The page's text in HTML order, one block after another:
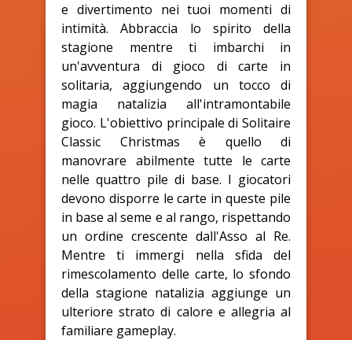
e divertimento nei tuoi momenti di
intimità. Abbraccia lo spirito della
stagione mentre ti imbarchi in
un'avventura di gioco di carte in
solitaria, aggiungendo un tocco di
magia natalizia all'intramontabile
gioco. L'obiettivo principale di Solitaire
Classic Christmas è quello di
manovrare abilmente tutte le carte
nelle quattro pile di base. I giocatori
devono disporre le carte in queste pile
in base al seme e al rango, rispettando
un ordine crescente dall'Asso al Re.
Mentre ti immergi nella sfida del
rimescolamento delle carte, lo sfondo
della stagione natalizia aggiunge un
ulteriore strato di calore e allegria al
familiare gameplay.